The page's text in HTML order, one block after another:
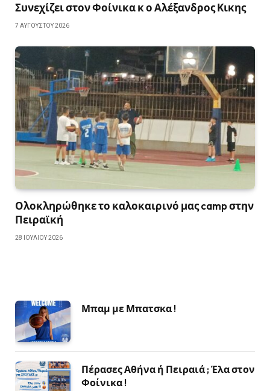
Συνεχίζει στον Φοίνικα κ ο Αλέξανδρος Κικης
7 ΑΥΓΟΎΣΤΟΥ 2026
Ολοκληρώθηκε το καλοκαιρινό μας camp στην
Πειραϊκή
28 ΙΟΥΛΊΟΥ 2026
Μπαμ με Μπατσκα !
Πέρασες Αθήνα ή Πειραιά ; Έλα στον
Φοίνικα !